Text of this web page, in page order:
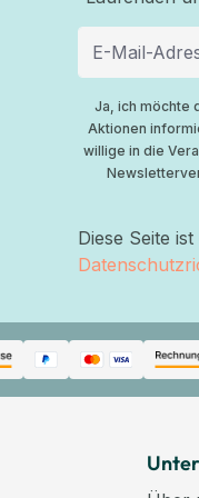
Ja, ich möchte
Aktionen
willige in die
Diese Seite